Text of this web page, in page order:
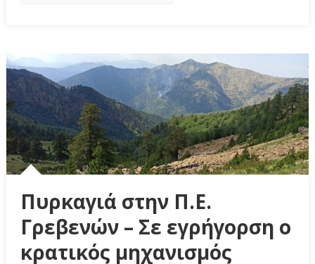
Πυρκαγιά στην Π.Ε.
Γρεβενών – Σε εγρήγορση ο
κρατικός μηχανισμός